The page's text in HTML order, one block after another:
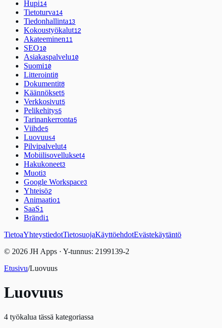
Hupi14
Tietoturva14
Tiedonhallinta13
Kokoustyökalut12
Akateeminen11
SEO10
Asiakaspalvelu10
Suomi10
Litterointi8
Dokumentit8
Käännökset5
Verkkosivut5
Pelikehitys5
Tarinankerronta5
Viihde5
Luovuus4
Pilvipalvelut4
Mobiilisovellukset4
Hakukoneet3
Muoti3
Google Workspace3
Yhteisö2
Animaatio1
SaaS1
Brändi1
TietoaYhteystiedotTietosuojaKäyttöehdotEvästekäytäntö
© 2026 JH Apps · Y-tunnus: 2199139-2
Etusivu/Luovuus
Luovuus
4 työkalua tässä kategoriassa